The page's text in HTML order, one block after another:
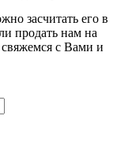
засчитать его в
продать нам на
с Вами и